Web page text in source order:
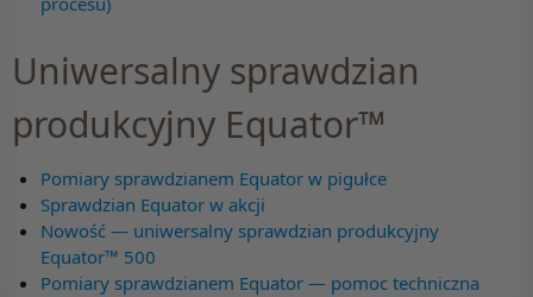
Uniwersalny sprawdzian
produkcyjny Equator™
Pomiary sprawdzianem Equator w pigułce
Sprawdzian Equator w akcji
Nowość — uniwersalny sprawdzian produkcyjny
Equator™ 500
Pomiary sprawdzianem Equator — pomoc techniczna